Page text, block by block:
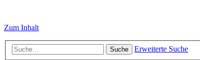
Zum Inhalt
Suche
Erweiterte Suche